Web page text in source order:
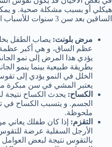
هيكلي أو بسبب مشكلة صحية. و
الساقين بعد سن 3 سنوات للأسباب التالية:
مرض بلونت: يصاب الطفل
عظم الساق، و هي أكبر
يؤدي هذا المرض إلى نمو
بطريقة طبيعية بينما ينمو
الخلل في النمو يؤدي إلى
يعتبر المشي في سن مبكرة
الكساح: يحدث الكساح نتيجة
الجسم. و يتسبب الكساح في
ملحوظة.
التقزم: إذا كان طفلك يعاني
الأرجل السفلية عرضة
بالتقوس نتيجة لبعض العوامل